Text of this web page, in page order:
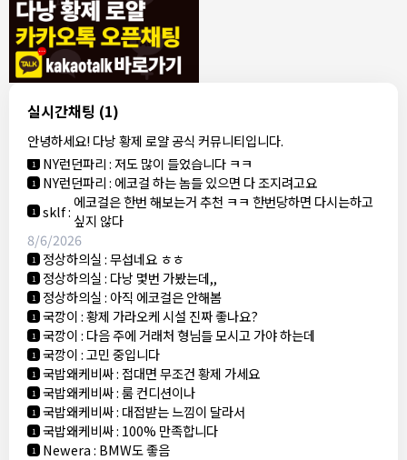
실시간채팅 (1)
안녕하세요! 다낭 황제 로얄 공식 커뮤니티입니다.
8/4/2026
1 모기한테물림:여기도 문의해보면 바로 알려줌
1 모기한테물림:정찰가보다 쌀수 없음
1 결혼안해:ㄹㅇ 팩트 ㅋㅋㅋㅋ
결혼안해:ㄹㅇ 팩트 ㅋㅋㅋㅋ
8/5/2026
NY런던파리 :다낭 에코걸 여기서 예약 가능한가요?
1 3군:에코걸 좀 조심 하는게 좋음
1 NY런던파리:저도 많이 들었습니다 ㅋㅋ
1 NY런던파리: 에코걸 하는 놈들 있으면 다 조지려고요
1 sklf: 에코걸은 한번 해보는거 추천 ㅋㅋ 한번당하면 다시는하고
싶지 않다
8/6/2026
1 정상하의실:무섭네요 ㅎㅎ
1 정상하의실: 다낭 몇번 가봤는데,,
1 정상하의실: 아직 에코걸은 안해봄
1 국깡이:황제 가라오케 시설 진짜 좋나요?
1 국깡이: 다음 주에 거래처 형님들 모시고 가야 하는데
1 국깡이:고민 중입니다
1 국밥왜케비싸: 접대면 무조건 황제 가세요
1 국밥왜케비싸:룸 컨디션이나
1 국밥왜케비싸: 대접받는 느낌이 달라서
1 국밥왜케비싸: 100% 만족합니다
1 Newera: BMW도 좋음